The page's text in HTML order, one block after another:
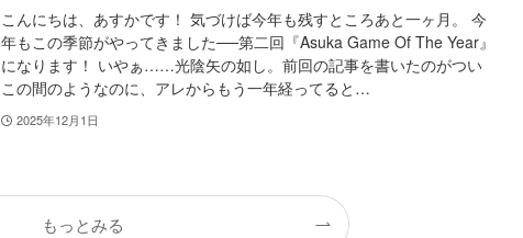
こんにちは、あすかです！ 気づけば今年も残すところあと一ヶ月。 今
年もこの季節がやってきました──第二回『Asuka Game Of The Year』
になります！ いやぁ……光陰矢の如し。前回の記事を書いたのがつい
この間のようなのに、アレからもう一年経ってると…
2025年12月1日
もっとみる